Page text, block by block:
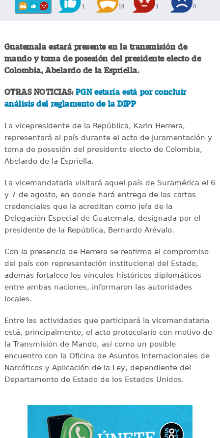
1 18 1 0
Guatemala estará presente en la transmisión de
mando y toma de posesión del presidente electo de
Colombia, Abelardo de la Espriella.
OTRAS NOTICIAS: PGN estaría está por concluir
análisis del reglamento de la DIPP
La vicepresidente de la República, Karin Herrera,
representará al país durante el acto de juramentación y
toma de posesión del presidente electo de Colombia,
Abelardo de la Espriella.
La vicemandataria visitará aquel país de Suramérica el 6
y 7 de agosto, en donde hará entrega de las cartas
credenciales que la acreditan como jefa de la
Delegación Especial de Guatemala, designada por el
presidente de la República, Bernardo Arévalo.
Con la presencia de Herrera se reafirma el compromiso
del país con representación institucional del Estado,
además fortalece los vínculos históricos diplomáticos
entre ambas naciones, informaron las autoridades
locales.
Entre las actividades que participará la vicemandataria
está, principalmente, el acto protocolario con motivo de
la Transmisión de Mando, así como un posible
encuentro con la Oficina de Asuntos Internacionales de
Narcóticos y Aplicación de la Ley, dependiente del
Departamento de Estado de los Estados Unidos.